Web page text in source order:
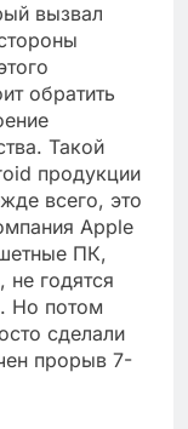
вызвал
обратить
Такой
продукции
всего, это
Apple
ПК,
годятся
Но потом
сделали
прорыв 7-